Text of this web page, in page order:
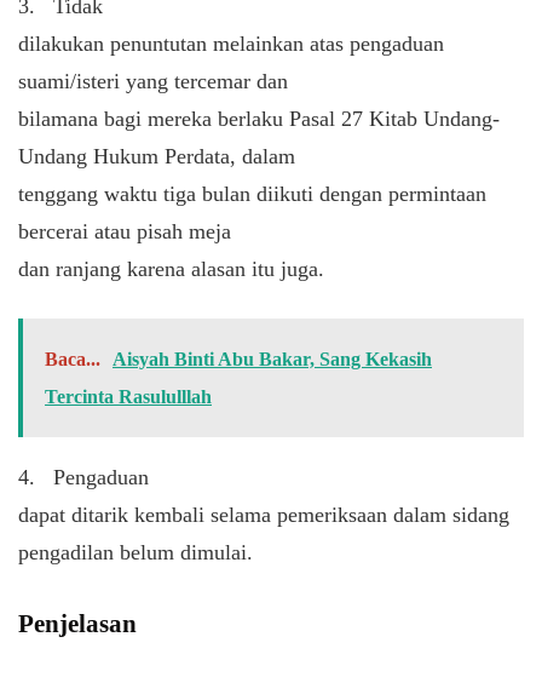
3. Tidak
dilakukan penuntutan melainkan atas pengaduan
suami/isteri yang tercemar dan
bilamana bagi mereka berlaku Pasal 27 Kitab Undang-
Undang Hukum Perdata, dalam
tenggang waktu tiga bulan diikuti dengan permintaan
bercerai atau pisah meja
dan ranjang karena alasan itu juga.
Baca...
Aisyah Binti Abu Bakar, Sang Kekasih
Tercinta Rasululllah
4. Pengaduan
dapat ditarik kembali selama pemeriksaan dalam sidang
pengadilan belum dimulai.
Penjelasan